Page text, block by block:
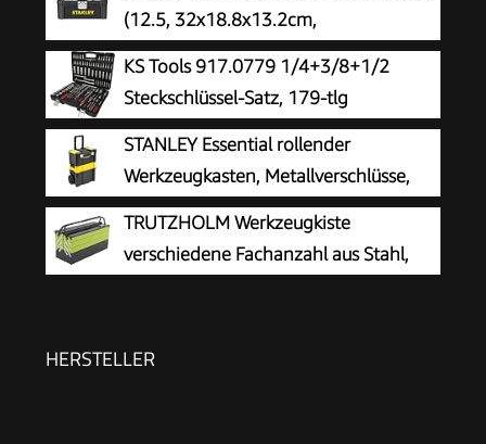
(12.5, 32x18.8x13.2cm,
Werkzeugkasten mit Metallschließen,
Organizer für Kleinteile und Zubehör,
entnehmbare Trage) STST1-75515
KS Tools 917.0779 1/4+3/8+1/2
Steckschlüssel-Satz, 179-tlg
STANLEY Essential rollender
Werkzeugkasten, Metallverschlüsse,
STST1-80151
TRUTZHOLM Werkzeugkiste
verschiedene Fachanzahl aus Stahl,
HERSTELLER